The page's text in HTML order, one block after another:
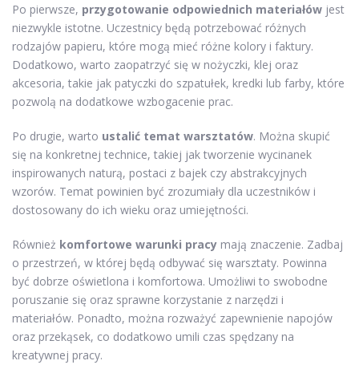
Po pierwsze, przygotowanie odpowiednich materiałów jest
niezwykle istotne. Uczestnicy będą potrzebować różnych
rodzajów papieru, które mogą mieć różne kolory i faktury.
Dodatkowo, warto zaopatrzyć się w nożyczki, klej oraz
akcesoria, takie jak patyczki do szpatułek, kredki lub farby, które
pozwolą na dodatkowe wzbogacenie prac.
Po drugie, warto ustalić temat warsztatów. Można skupić
się na konkretnej technice, takiej jak tworzenie wycinanek
inspirowanych naturą, postaci z bajek czy abstrakcyjnych
wzorów. Temat powinien być zrozumiały dla uczestników i
dostosowany do ich wieku oraz umiejętności.
Również komfortowe warunki pracy mają znaczenie. Zadbaj
o przestrzeń, w której będą odbywać się warsztaty. Powinna
być dobrze oświetlona i komfortowa. Umożliwi to swobodne
poruszanie się oraz sprawne korzystanie z narzędzi i
materiałów. Ponadto, można rozważyć zapewnienie napojów
oraz przekąsek, co dodatkowo umili czas spędzany na
kreatywnej pracy.